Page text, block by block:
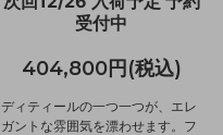
受付中
404,800円(税込)
ディティールの一つ一つが、エレ
ガントな雰囲気を漂わせます。フ